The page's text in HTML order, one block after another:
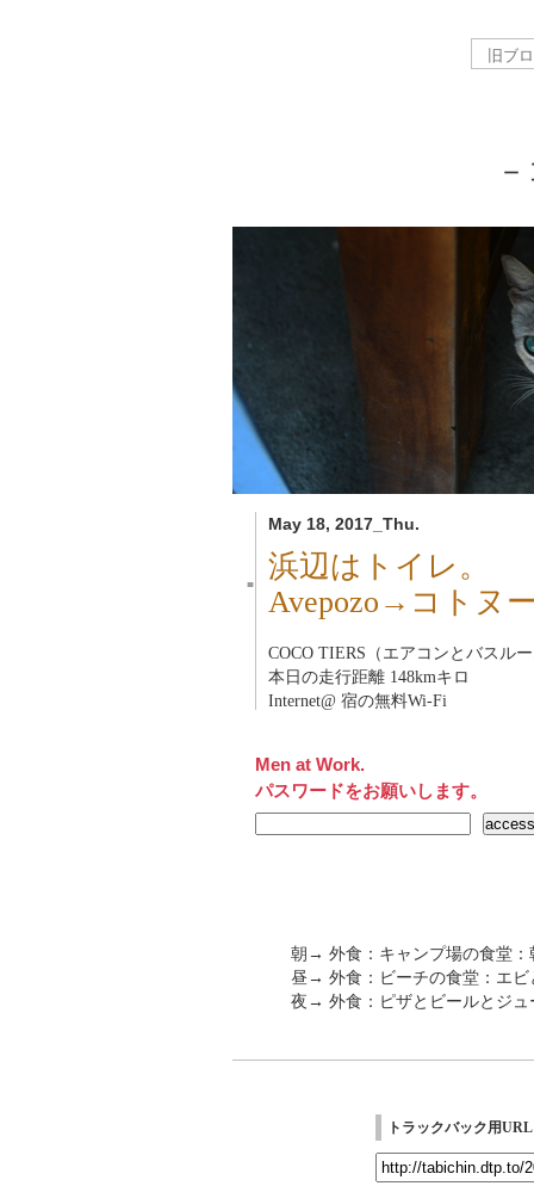
May 18, 2017_Thu.
■
浜辺はトイレ。
Avepozo→コトヌ
COCO TIERS（エアコンとバスル
本日の走行距離 148kmキロ
Internet@ 宿の無料Wi-Fi
Men at Work.
パスワードをお願いします。
朝→ 外食：キャンプ場の食堂：
昼→ 外食：ビーチの食堂：エビ
夜→ 外食：ピザとビールとジュ
トラックバック用URL